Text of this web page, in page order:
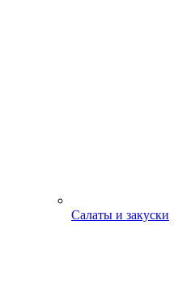
Салаты и закуски